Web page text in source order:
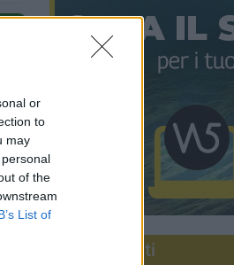
or
to
may
of the
List of
Diari recenti